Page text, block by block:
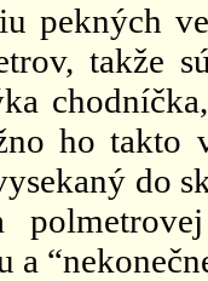
pekných
takže
ho
do
a